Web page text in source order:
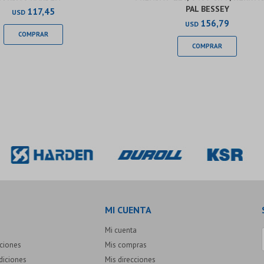
USD 117,45
PAL BESSEY
USD 156,79
MI CUENTA
Mi cuenta
Mis compras
Mis direcciones